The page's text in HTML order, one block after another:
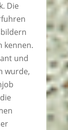
Die
kennen.
und
wurde,